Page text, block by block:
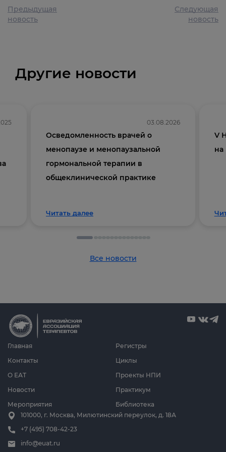
Предыдущая
новость
Следующая
новость
Другие новости
03.08.2026
Осведомленность врачей о
менопаузе и менопаузальной
гормональной терапии в
общеклинической практике
Читать далее
V
на
Все новости
Главная
О ЕАТ
Новости
Мероприятия
Циклы
Проекты НПИ
Практикум
Библиотека
Регистры
Контакты
101000, г. Москва, Милютинский переулок, д. 18А
+7 (495) 708-42-23
info@euat.ru